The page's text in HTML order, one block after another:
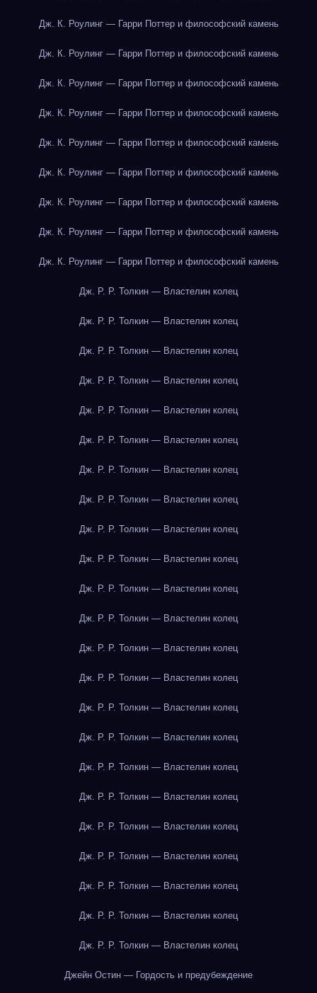
Дж. К. Роулинг — Гарри Поттер и философский камень
Дж. К. Роулинг — Гарри Поттер и философский камень
Дж. К. Роулинг — Гарри Поттер и философский камень
Дж. К. Роулинг — Гарри Поттер и философский камень
Дж. К. Роулинг — Гарри Поттер и философский камень
Дж. К. Роулинг — Гарри Поттер и философский камень
Дж. К. Роулинг — Гарри Поттер и философский камень
Дж. К. Роулинг — Гарри Поттер и философский камень
Дж. К. Роулинг — Гарри Поттер и философский камень
Дж. Р. Р. Толкин — Властелин колец
Дж. Р. Р. Толкин — Властелин колец
Дж. Р. Р. Толкин — Властелин колец
Дж. Р. Р. Толкин — Властелин колец
Дж. Р. Р. Толкин — Властелин колец
Дж. Р. Р. Толкин — Властелин колец
Дж. Р. Р. Толкин — Властелин колец
Дж. Р. Р. Толкин — Властелин колец
Дж. Р. Р. Толкин — Властелин колец
Дж. Р. Р. Толкин — Властелин колец
Дж. Р. Р. Толкин — Властелин колец
Дж. Р. Р. Толкин — Властелин колец
Дж. Р. Р. Толкин — Властелин колец
Дж. Р. Р. Толкин — Властелин колец
Дж. Р. Р. Толкин — Властелин колец
Дж. Р. Р. Толкин — Властелин колец
Дж. Р. Р. Толкин — Властелин колец
Дж. Р. Р. Толкин — Властелин колец
Дж. Р. Р. Толкин — Властелин колец
Дж. Р. Р. Толкин — Властелин колец
Дж. Р. Р. Толкин — Властелин колец
Дж. Р. Р. Толкин — Властелин колец
Дж. Р. Р. Толкин — Властелин колец
Джейн Остин — Гордость и предубеждение